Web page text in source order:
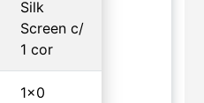
Silk
Screen c/
1 cor
1x0